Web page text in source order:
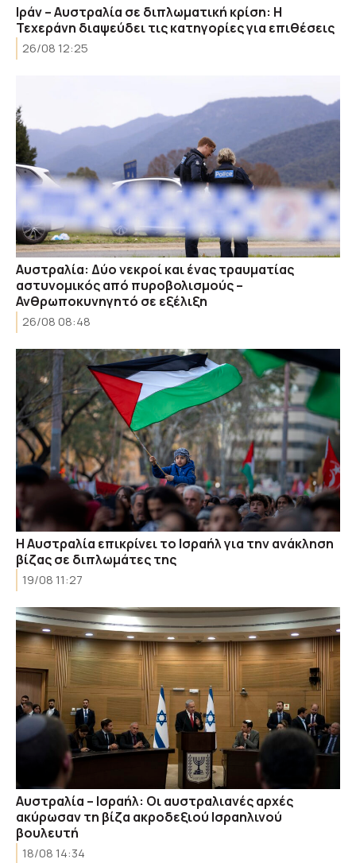
Ιράν – Αυστραλία σε διπλωματική κρίση: Η
Τεχεράνη διαψεύδει τις κατηγορίες για επιθέσεις
26/08 12:25
Αυστραλία: Δύο νεκροί και ένας τραυματίας
αστυνομικός από πυροβολισμούς –
Ανθρωποκυνηγητό σε εξέλιξη
26/08 08:48
Η Αυστραλία επικρίνει το Ισραήλ για την ανάκληση
βίζας σε διπλωμάτες της
19/08 11:27
Αυστραλία – Ισραήλ: Οι αυστραλιανές αρχές
ακύρωσαν τη βίζα ακροδεξιού Ισραηλινού
βουλευτή
18/08 14:34